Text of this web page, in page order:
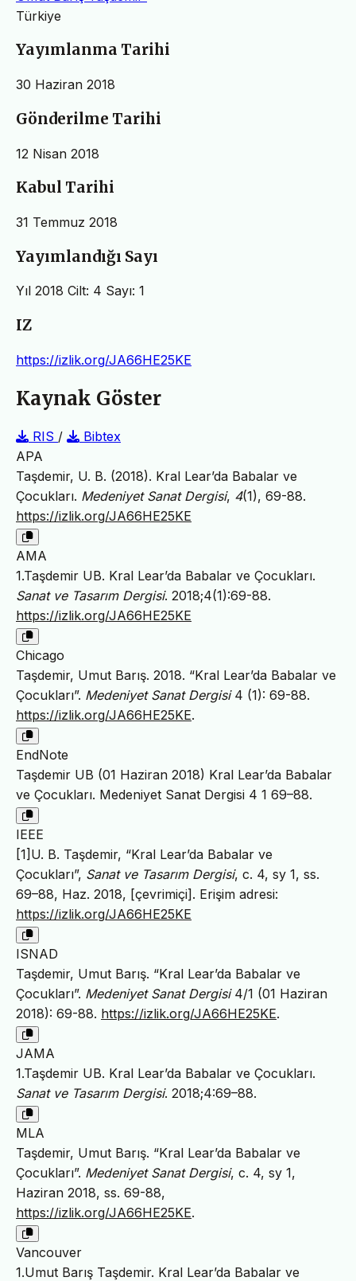
Türkiye
Yayımlanma Tarihi
30 Haziran 2018
Gönderilme Tarihi
12 Nisan 2018
Kabul Tarihi
31 Temmuz 2018
Yayımlandığı Sayı
Yıl 2018 Cilt: 4 Sayı: 1
IZ
https://izlik.org/JA66HE25KE
Kaynak Göster
RIS /
Bibtex
APA
Taşdemir, U. B. (2018). Kral Lear’da Babalar ve
Çocukları. Medeniyet Sanat Dergisi, 4(1), 69-88.
https://izlik.org/JA66HE25KE
AMA
1.Taşdemir UB. Kral Lear’da Babalar ve Çocukları.
Sanat ve Tasarım Dergisi. 2018;4(1):69-88.
https://izlik.org/JA66HE25KE
Chicago
Taşdemir, Umut Barış. 2018. “Kral Lear’da Babalar ve
Çocukları”. Medeniyet Sanat Dergisi4 (1): 69-88.
https://izlik.org/JA66HE25KE.
EndNote
Taşdemir UB (01 Haziran 2018) Kral Lear’da Babalar
ve Çocukları. Medeniyet Sanat Dergisi 4 1 69–88.
IEEE
[1]U. B. Taşdemir, “Kral Lear’da Babalar ve
Çocukları”, Sanat ve Tasarım Dergisi, c. 4, sy 1, ss.
69–88, Haz. 2018, [çevrimiçi]. Erişim adresi:
https://izlik.org/JA66HE25KE
ISNAD
Taşdemir, Umut Barış. “Kral Lear’da Babalar ve
Çocukları”. Medeniyet Sanat Dergisi4/1 (01 Haziran
2018): 69-88. https://izlik.org/JA66HE25KE.
JAMA
1.Taşdemir UB. Kral Lear’da Babalar ve Çocukları.
Sanat ve Tasarım Dergisi. 2018;4:69–88.
MLA
Taşdemir, Umut Barış. “Kral Lear’da Babalar ve
Çocukları”. Medeniyet Sanat Dergisi, c. 4, sy 1,
Haziran 2018, ss. 69-88,
https://izlik.org/JA66HE25KE.
Vancouver
1.Umut Barış Taşdemir. Kral Lear’da Babalar ve